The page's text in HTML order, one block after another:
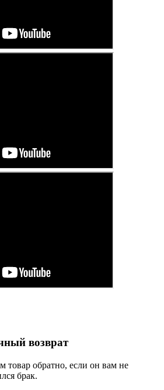
возврат
обратно, если он вам не
брак.